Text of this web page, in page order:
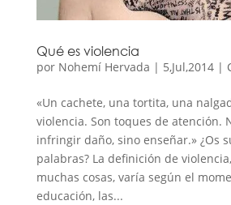
Qué es violencia
por Nohemí Hervada | 5,Jul,2014|
«Un cachete, una tortita, una
violencia. Son toques de atención.
infringir daño, sino enseñar.» ¿Os
palabras? La definición de
muchas cosas, varía según el
educación, las...